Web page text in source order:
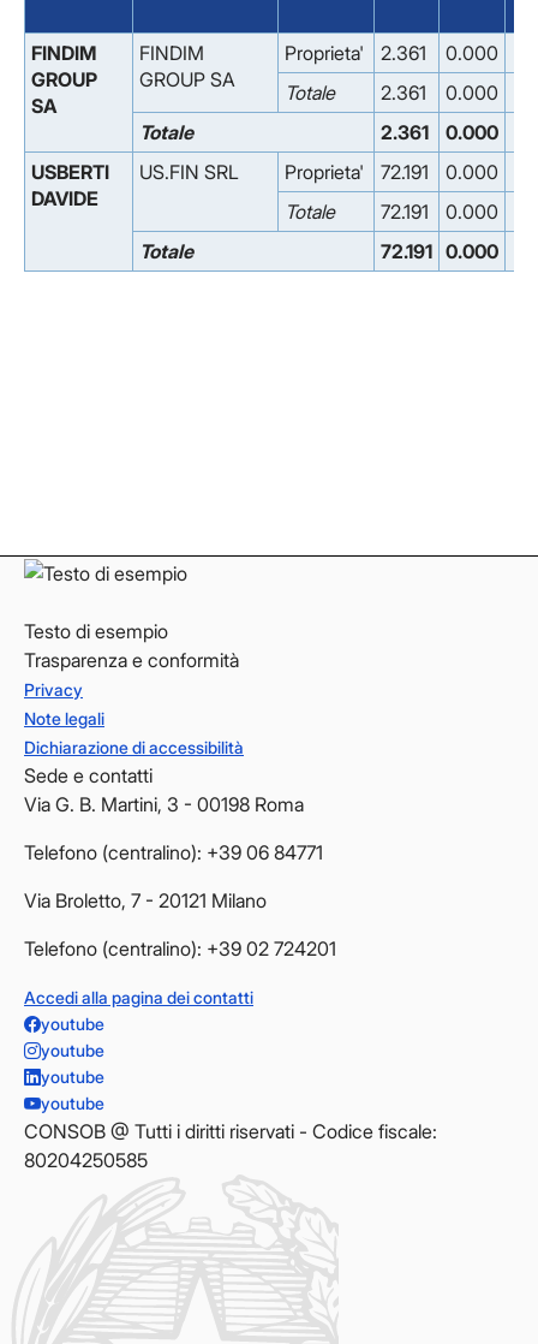
FINDIM
GROUP
SA
FINDIM
GROUP SA
Proprieta' 2.361
0.000
Totale
2.361
0.000
Totale
2.361
0.000
USBERTI
DAVIDE
US.FIN SRL Proprieta' 72.191
0.000
Totale
72.191
0.000
Totale
72.191 0.000
Testo di esempio
Trasparenza e conformità
Privacy
Note legali
Dichiarazione di accessibilità
Sede e contatti
Via G. B. Martini, 3 - 00198 Roma
Telefono (centralino): +39 06 84771
Via Broletto, 7 - 20121 Milano
Telefono (centralino): +39 02 724201
Accedi alla pagina dei contatti
youtube
youtube
youtube
youtube
CONSOB @ Tutti i diritti riservati - Codice fiscale:
80204250585